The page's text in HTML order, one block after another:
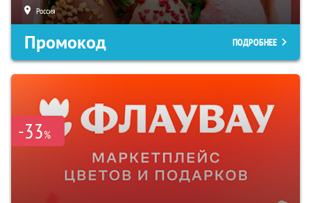
Россия
Промокод ПОДРОБНЕЕ
-33%